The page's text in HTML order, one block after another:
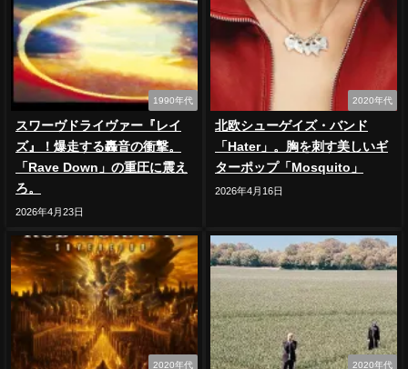
1990年代
スワーヴドライヴァー『レイ
ズ』！爆走する轟音の衝撃。
「Rave Down」の重圧に震え
ろ。
2026年4月23日
2020年代
北欧シューゲイズ・バンド
「Hater」。胸を刺す美しいギ
ターポップ「Mosquito」
2026年4月16日
2020年代 2020年代